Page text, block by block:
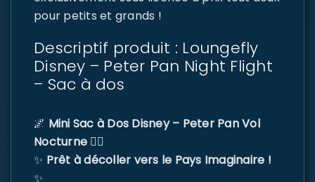
pour petits et grands !
Descriptif produit : Loungefly
Disney – Peter Pan Night Flight
– Sac à dos
🌌 Mini Sac à Dos Disney – Peter Pan Vol
Nocturne 🧚‍♀️
✨ Prêt à décoller vers le Pays Imaginaire !
✨